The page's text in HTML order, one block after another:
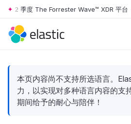
Skip to main content
第 2 季度 The Forrester Wave™ XDR 平台 •
本页内容尚不支持所选语言。
力，以实现对多种语言内容的支
期间给予的耐心与陪伴！